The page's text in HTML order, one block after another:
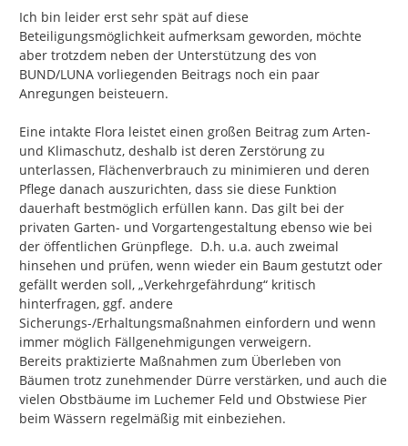
Ich bin leider erst sehr spät auf diese
Beteiligungsmöglichkeit aufmerksam geworden, möchte
aber trotzdem neben der Unterstützung des von
BUND/LUNA vorliegenden Beitrags noch ein paar
Anregungen beisteuern.
Eine intakte Flora leistet einen großen Beitrag zum Arten-
und Klimaschutz, deshalb ist deren Zerstörung zu
unterlassen, Flächenverbrauch zu minimieren und deren
Pflege danach auszurichten, dass sie diese Funktion
dauerhaft bestmöglich erfüllen kann. Das gilt bei der
privaten Garten- und Vorgartengestaltung ebenso wie bei
der öffentlichen Grünpflege.  D.h. u.a. auch zweimal
hinsehen und prüfen, wenn wieder ein Baum gestutzt oder
gefällt werden soll, „Verkehrgefährdung“ kritisch
hinterfragen, ggf. andere
Sicherungs-/Erhaltungsmaßnahmen einfordern und wenn
immer möglich Fällgenehmigungen verweigern.
Bereits praktizierte Maßnahmen zum Überleben von
Bäumen trotz zunehmender Dürre verstärken, und auch die
vielen Obstbäume im Luchemer Feld und Obstwiese Pier
beim Wässern regelmäßig mit einbeziehen.